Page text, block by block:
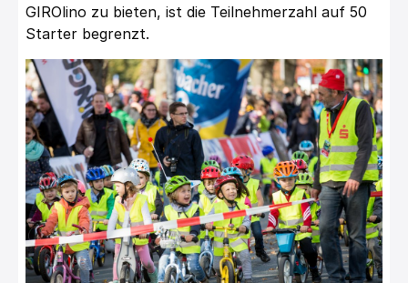
GIROlino zu bieten, ist die Teilnehmerzahl auf 50
Starter begrenzt.